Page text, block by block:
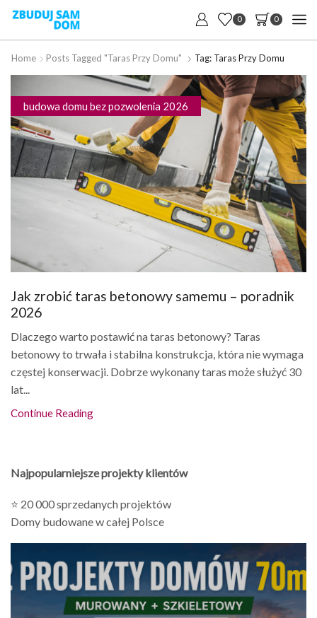
0 0
Home Posts Tagged "taras Przy Domu" Tag: Taras Przy Domu
budowa domu bez pozwolenia 2026
Jak zrobić taras betonowy samemu – poradnik
2026
Dlaczego warto postawić na taras betonowy? Taras
betonowy to trwała i stabilna konstrukcja, która nie wymaga
częstej konserwacji. Dobrze wykonany taras może służyć 30
lat...
Continue Reading
Najpopularniejsze projekty klientów
⭐ 20 000 sprzedanych projektów
Domy budowane w całej Polsce